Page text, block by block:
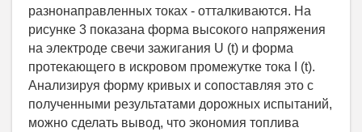
разнонаправленных токах - отталкиваются. На
рисунке 3 показана форма высокого напряжения
на электроде свечи зажигания U (t) и форма
протекающего в искровом промежутке тока I (t).
Анализируя форму кривых и сопоставляя это с
полученными результатами дорожных испытаний,
можно сделать вывод, что экономия топлива